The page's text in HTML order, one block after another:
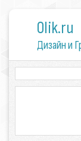
0lik.ru
Дизайн и